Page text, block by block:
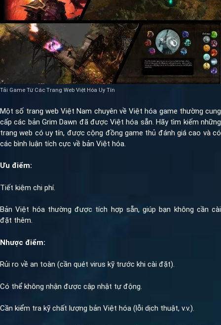
Tải Game Từ Các Trang Web Việt Hóa Uy Tín
Một số trang web Việt Nam chuyên về Việt hóa game thường cung
cấp các bản Grim Dawn đã được Việt hóa sẵn. Hãy tìm kiếm những
trang web có uy tín, được cộng đồng game thủ đánh giá cao và có
các bình luận tích cực về bản Việt hóa.
Ưu điểm:
Tiết kiệm chi phí.
Bản Việt hóa thường được tích hợp sẵn, giúp bạn không cần cài
đặt thêm.
Nhược điểm:
Rủi ro về an toàn (cần quét virus kỹ trước khi cài đặt).
Có thể không nhận được cập nhật tự động.
Cần kiểm tra kỹ chất lượng bản Việt hóa (lỗi dịch thuật, v.v.).